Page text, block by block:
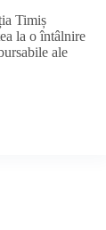
Timiș
la o întâlnire
ale